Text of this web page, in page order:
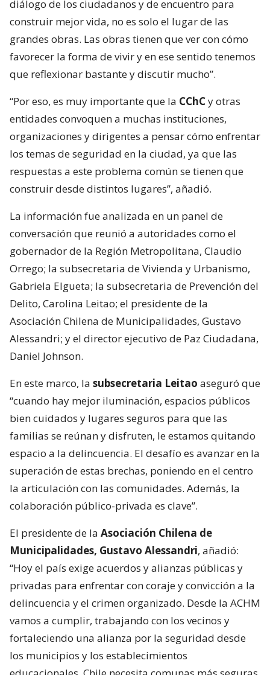
diálogo de los ciudadanos y de encuentro para
construir mejor vida, no es solo el lugar de las
grandes obras. Las obras tienen que ver con cómo
favorecer la forma de vivir y en ese sentido tenemos
que reflexionar bastante y discutir mucho”.
“Por eso, es muy importante que la CChCy otras
entidades convoquen a muchas instituciones,
organizaciones y dirigentes a pensar cómo enfrentar
los temas de seguridad en la ciudad, ya que las
respuestas a este problema común se tienen que
construir desde distintos lugares”, añadió.
La información fue analizada en un panel de
conversación que reunió a autoridades como el
gobernador de la Región Metropolitana, Claudio
Orrego; la subsecretaria de Vivienda y Urbanismo,
Gabriela Elgueta; la subsecretaria de Prevención del
Delito, Carolina Leitao; el presidente de la
Asociación Chilena de Municipalidades, Gustavo
Alessandri; y el director ejecutivo de Paz Ciudadana,
Daniel Johnson.
En este marco, la subsecretaria Leitao aseguró que
“cuando hay mejor iluminación, espacios públicos
bien cuidados y lugares seguros para que las
familias se reúnan y disfruten, le estamos quitando
espacio a la delincuencia. El desafío es avanzar en la
superación de estas brechas, poniendo en el centro
la articulación con las comunidades. Además, la
colaboración público-privada es clave”.
El presidente de la Asociación Chilena de
Municipalidades, Gustavo Alessandri, añadió:
“Hoy el país exige acuerdos y alianzas públicas y
privadas para enfrentar con coraje y convicción a la
delincuencia y el crimen organizado. Desde la ACHM
vamos a cumplir, trabajando con los vecinos y
fortaleciendo una alianza por la seguridad desde
los municipios y los establecimientos